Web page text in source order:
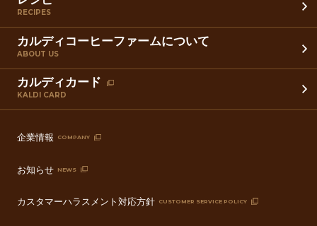
RECIPES
カルディコーヒーファームについて
ABOUT US
カルディカード
KALDI CARD
企業情報 COMPANY
お知らせ NEWS
カスタマーハラスメント対応方針 CUSTOMER SERVICE POLICY